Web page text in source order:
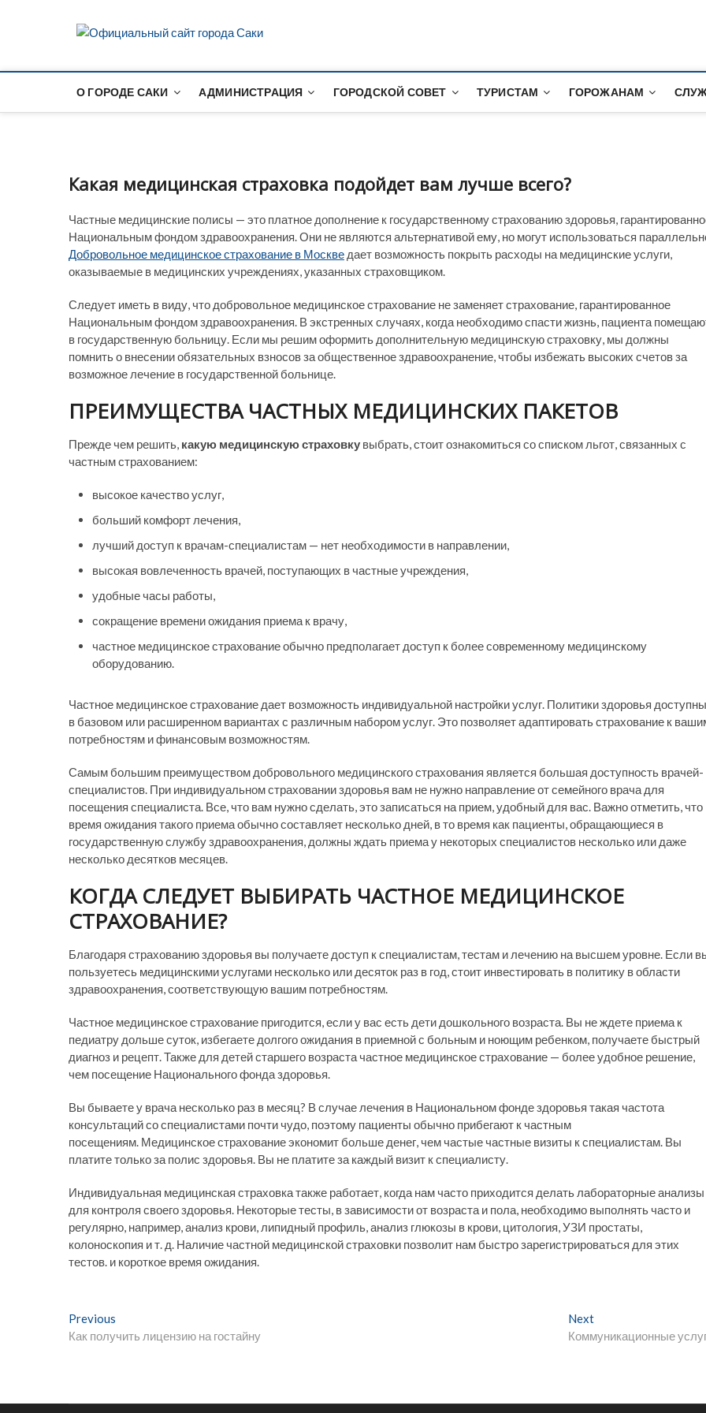
c
О ГОРОДЕ САКИ АДМИНИСТРАЦИЯ ГОРОДСКОЙ СОВЕТ ТУРИСТАМ ГОРОЖАНАМ
Какая медицинская страховка подойдет вам лучше всего?
Частные медицинские полисы — это платное дополнение к государственному страхованию здоровья,
Национальным фондом здравоохранения. Они не являются альтернативой ему, но могут использоваться
Добровольное медицинское страхование в Москве дает возможность покрыть расходы на медицинские услуги,
оказываемые в медицинских учреждениях, указанных страховщиком.
Следует иметь в виду, что добровольное медицинское страхование не заменяет страхование, гарантированное
Национальным фондом здравоохранения. В экстренных случаях, когда необходимо спасти жизнь, пациента
в государственную больницу. Если мы решим оформить дополнительную медицинскую страховку, мы должны
помнить о внесении обязательных взносов за общественное здравоохранение, чтобы избежать высоких счетов за
возможное лечение в государственной больнице.
ПРЕИМУЩЕСТВА ЧАСТНЫХ МЕДИЦИНСКИХ ПАКЕТОВ
Прежде чем решить, какую медицинскую страховку выбрать, стоит ознакомиться со списком льгот, связанных с
частным страхованием:
высокое качество услуг,
больший комфорт лечения,
лучший доступ к врачам-специалистам — нет необходимости в направлении,
высокая вовлеченность врачей, поступающих в частные учреждения,
удобные часы работы,
сокращение времени ожидания приема к врачу,
частное медицинское страхование обычно предполагает доступ к более современному медицинскому
оборудованию.
Частное медицинское страхование дает возможность индивидуальной настройки услуг. Политики здоровья доступны
в базовом или расширенном вариантах с различным набором услуг. Это позволяет адаптировать страхование к
потребностям и финансовым возможностям.
Самым большим преимуществом добровольного медицинского страхования является большая доступность врачей-
специалистов. При индивидуальном страховании здоровья вам не нужно направление от семейного врача для
посещения специалиста. Все, что вам нужно сделать, это записаться на прием, удобный для вас. Важно отметить, что
время ожидания такого приема обычно составляет несколько дней, в то время как пациенты, обращающиеся в
государственную службу здравоохранения, должны ждать приема у некоторых специалистов несколько или даже
несколько десятков месяцев.
КОГДА СЛЕДУЕТ ВЫБИРАТЬ ЧАСТНОЕ МЕДИЦИНСКОЕ
СТРАХОВАНИЕ?
Благодаря страхованию здоровья вы получаете доступ к специалистам, тестам и лечению на высшем уровне. Если
пользуетесь медицинскими услугами несколько или десяток раз в год, стоит инвестировать в политику в области
здравоохранения, соответствующую вашим потребностям.
Частное медицинское страхование пригодится, если у вас есть дети дошкольного возраста. Вы не ждете приема к
педиатру дольше суток, избегаете долгого ожидания в приемной с больным и ноющим ребенком, получаете быстрый
диагноз и рецепт. Также для детей старшего возраста частное медицинское страхование — более удобное решение,
чем посещение Национального фонда здоровья.
Вы бываете у врача несколько раз в месяц? В случае лечения в Национальном фонде здоровья такая частота
консультаций со специалистами почти чудо, поэтому пациенты обычно прибегают к частным
посещениям. Медицинское страхование экономит больше денег, чем частые частные визиты к специалистам. Вы
платите только за полис здоровья. Вы не платите за каждый визит к специалисту.
Индивидуальная медицинская страховка также работает, когда нам часто приходится делать лабораторные анализы
для контроля своего здоровья. Некоторые тесты, в зависимости от возраста и пола, необходимо выполнять часто и
регулярно, например, анализ крови, липидный профиль, анализ глюкозы в крови, цитология, УЗИ простаты,
колоноскопия и т. д. Наличие частной медицинской страховки позволит нам быстро зарегистрироваться для этих
тестов. и короткое время ожидания.
Н
а
и
Previous
r
o
Как получить лицензию на гостайну
Next
e
o
Коммуникационные